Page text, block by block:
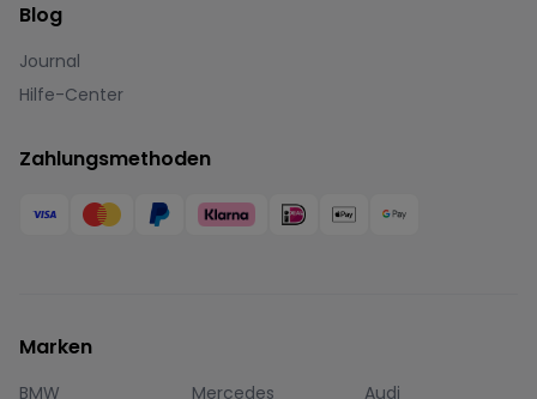
Blog
Journal
Hilfe-Center
Zahlungsmethoden
Marken
BMW Mercedes
Audi